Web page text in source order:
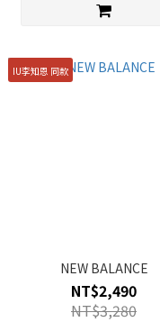
IU李知恩 同款
NEW BALANCE
NT$2,490
NT$3,280